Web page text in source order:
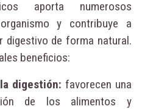
aporta numerosos
y contribuye a
digestivo de forma natural.
beneficios:
digestión: favorecen una
de los alimentos y